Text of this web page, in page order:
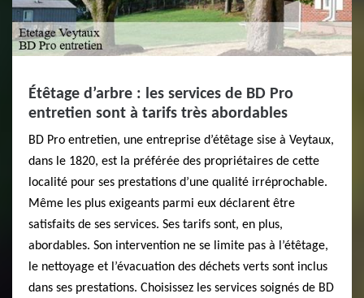
Étêtage d’arbre : les services de BD Pro
entretien sont à tarifs très abordables
BD Pro entretien, une entreprise d’étêtage sise à Veytaux,
dans le 1820, est la préférée des propriétaires de cette
localité pour ses prestations d’une qualité irréprochable.
Même les plus exigeants parmi eux déclarent être
satisfaits de ses services. Ses tarifs sont, en plus,
abordables. Son intervention ne se limite pas à l’étêtage,
le nettoyage et l’évacuation des déchets verts sont inclus
dans ses prestations. Choisissez les services soignés de BD